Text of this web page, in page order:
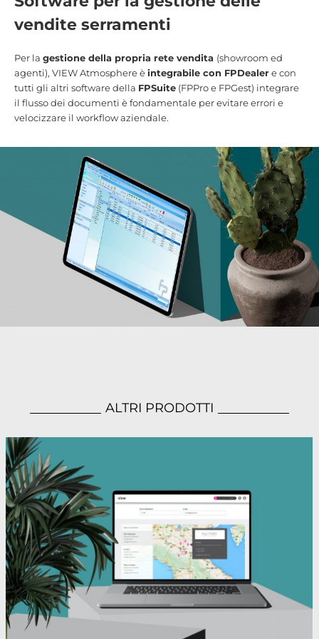
vendite serramenti
Per la gestione della propria rete vendita (showroom ed
agenti), VIEW Atmosphere èintegrabile con FPDealere con
tutti gli altri software della FPSuite (FPPro e FPGest) integrare
il flusso dei documenti è fondamentale per evitare errori e
velocizzare il workflow aziendale.
ALTRI PRODOTTI